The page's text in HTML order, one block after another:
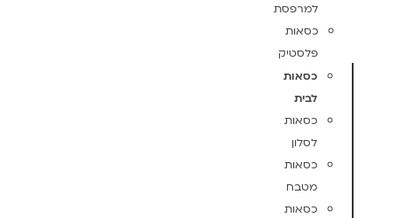
למרפסת
כסאות
פלסטיק
כסאות
לבית
כסאות
לסלון
כסאות
מטבח
כסאות